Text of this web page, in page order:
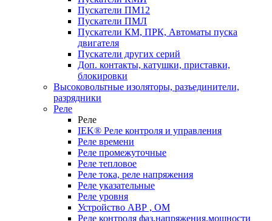
Пускатели ПМ12
Пускатели ПМЛ
Пускатели КМ, ПРК, Автоматы пуска
двигателя
Пускатели других серий
Доп. контакты, катушки, приставки,
блокировки
Высоковольтные изоляторы, разъединители,
разрядники
Реле
Реле
IEK® Реле контроля и управления
Реле времени
Реле промежуточные
Реле тепловое
Реле тока, реле напряжения
Реле указательные
Реле уровня
Устройство АВР , ОМ
Реле контроля фаз,напряжения,мощности